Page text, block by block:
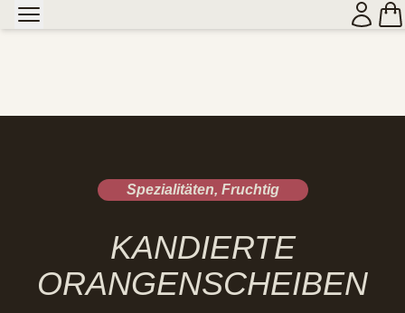
Spezialitäten, Fruchtig
KANDIERTE
ORANGENSCHEIBEN